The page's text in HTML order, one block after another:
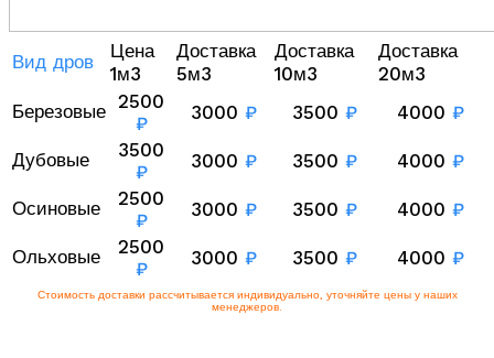
Вид дров
Цена
1м3
Доставка
5м3
Доставка
10м3
Доставка
20м3
Березовые 2500
₽
3000 ₽ 3500 ₽ 4000 ₽
Дубовые
3500
₽
3000 ₽ 3500 ₽ 4000 ₽
Осиновые
2500
₽
3000 ₽ 3500 ₽ 4000 ₽
Ольховые
2500
₽
3000 ₽ 3500 ₽ 4000 ₽
Стоимость доставки рассчитывается индивидуально, уточняйте цены у наших
менеджеров.